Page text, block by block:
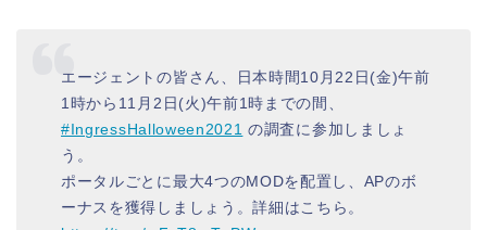
エージェントの皆さん、日本時間10月22日(金)午前
1時から11月2日(火)午前1時までの間、
#IngressHalloween2021 の調査に参加しましょ
う。
ポータルごとに最大4つのMODを配置し、APのボ
ーナスを獲得しましょう。詳細はこちら。